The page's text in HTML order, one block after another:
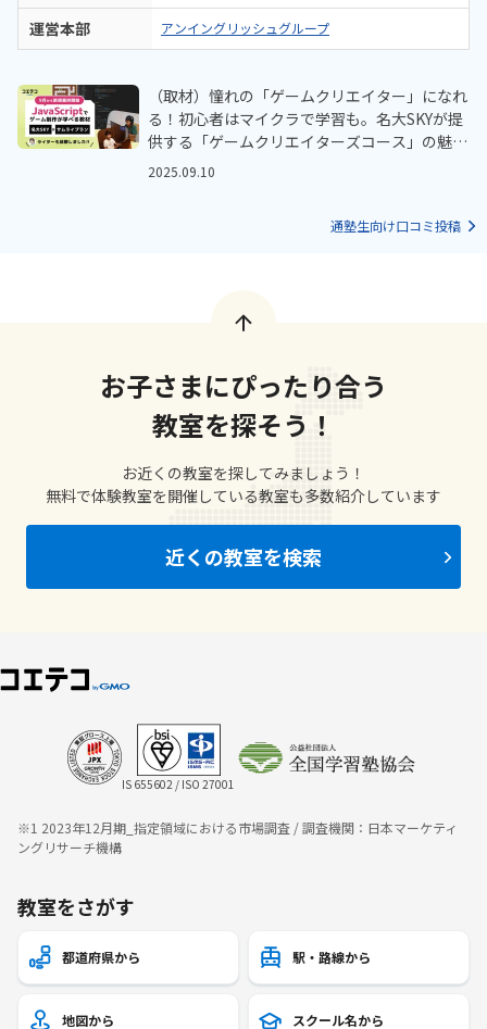
運営本部 アンイングリッシュグループ
（取材）憧れの「ゲームクリエイター」になれ
る！初心者はマイクラで学習も。名大SKYが提
供する「ゲームクリエイターズコース」の魅力
に迫る
2025.09.10
通塾生向け口コミ投稿
お子さまにぴったり合う
教室を探そう！
お近くの教室を探してみましょう！
無料で体験教室を開催している教室も多数紹介しています
近くの教室を検索
IS 655602 / ISO 27001
※1 2023年12月期_指定領域における市場調査 / 調査機関：日本マーケティ
ングリサーチ機構
教室をさがす
都道府県から 駅・路線から
地図から スクール名から